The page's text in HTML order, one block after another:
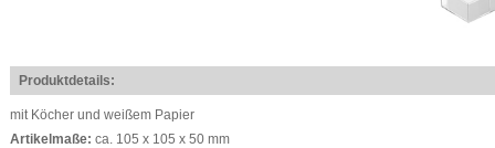
Produktdetails:
mit Köcher und weißem Papier
Artikelmaße: ca. 105 x 105 x 50 mm